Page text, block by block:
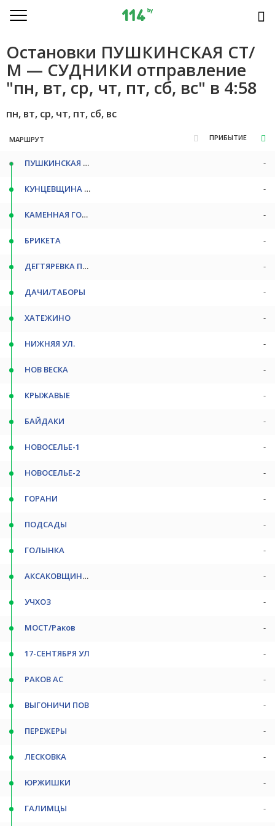
Остановки ПУШКИНСКАЯ СТ/
М — СУДНИКИ отправление
"пн, вт, ср, чт, пт, сб, вс" в 4:58
пн, вт, ср, чт, пт, сб, вс
МАРШРУТ ПРИБЫТИЕ
ПУШКИНСКАЯ СТ/М -
КУНЦЕВЩИНА СТ/М -
КАМЕННАЯ ГОРКА СТ/М -
БРИКЕТА -
ДЕГТЯРЕВКА ПОВ -
ДАЧИ/ТАБОРЫ -
ХАТЕЖИНО -
НИЖНЯЯ УЛ. -
НОВ ВЕСКА -
КРЫЖАВЫЕ -
БАЙДАКИ -
НОВОСЕЛЬЕ-1 -
НОВОСЕЛЬЕ-2 -
ГОРАНИ -
ПОДСАДЫ -
ГОЛЫНКА -
АКСАКОВЩИНА ПОВ -
УЧХОЗ -
МОСТ/Раков -
17-СЕНТЯБРЯ УЛ -
РАКОВ АС -
ВЫГОНИЧИ ПОВ -
ПЕРЕЖЕРЫ -
ЛЕСКОВКА -
ЮРЖИШКИ -
ГАЛИМЦЫ -